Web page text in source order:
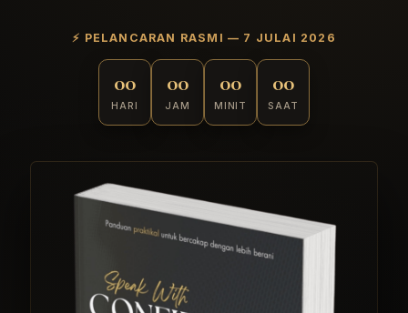
⚡ PELANCARAN RASMI — 7 JULAI 2026
00
HARI
00
JAM
00
MINIT
00
SAAT